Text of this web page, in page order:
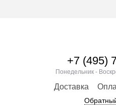
+7 (495)
Понедельник -
Доставка